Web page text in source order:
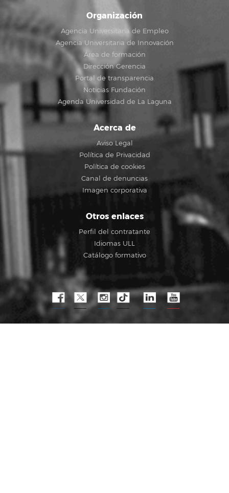
Organización
Agencia Universitaria de Empleo
Agencia Universitaria de Innovación
Área de formación
Dirección Gerencia
Portal de transparencia
Noticias Fundación
Agenda Universidad de La Laguna
Acerca de
Aviso Legal
Política de Privacidad
Política de cookies
Canal de denuncias
Imagen corporativa
Otros enlaces
Perfil del contratante
Idiomas ULL
Catálogo formativo